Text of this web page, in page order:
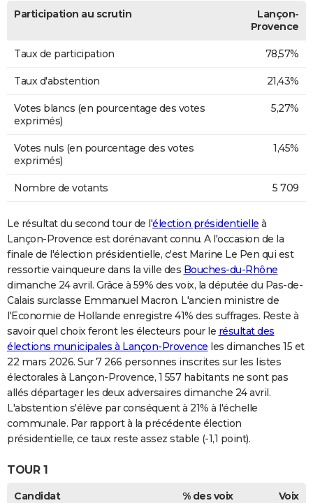
Participation au scrutin
Lançon-
Provence
Taux de participation 78,57%
Taux d'abstention 21,43%
Votes blancs (en pourcentage des votes
exprimés)
5,27%
Votes nuls (en pourcentage des votes
exprimés)
1,45%
Nombre de votants 5 709
Le résultat du second tour de l'élection présidentielle à
Lançon-Provence est dorénavant connu. A l'occasion de la
finale de l'élection présidentielle, c'est Marine Le Pen qui est
ressortie vainqueure dans la ville des Bouches-du-Rhône
dimanche 24 avril. Grâce à 59% des voix, la députée du Pas-de-
Calais surclasse Emmanuel Macron. L'ancien ministre de
l'Economie de Hollande enregistre 41% des suffrages. Reste à
savoir quel choix feront les électeurs pour le résultat des
élections municipales à Lançon-Provence les dimanches 15 et
22 mars 2026. Sur 7 266 personnes inscrites sur les listes
électorales à Lançon-Provence, 1 557 habitants ne sont pas
allés départager les deux adversaires dimanche 24 avril.
L'abstention s'élève par conséquent à 21% à l'échelle
communale. Par rapport à la précédente élection
présidentielle, ce taux reste assez stable (-1,1 point).
TOUR 1
Candidat % des voix
Voix